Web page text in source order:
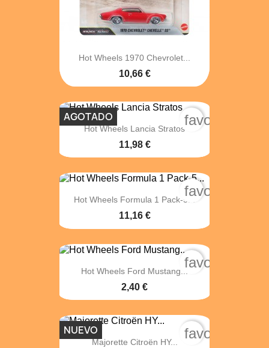
Hot Wheels 1970 Chevrolet...
10,66 €
Hot Wheels Lancia Stratos
11,98 €
AGOTADO
Hot Wheels Formula 1 Pack-5...
11,16 €
Hot Wheels Ford Mustang...
2,40 €
Majorette Citroën HY...
NUEVO